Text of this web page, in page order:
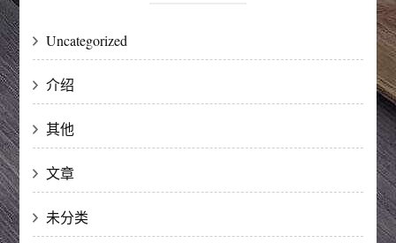
Uncategorized
介绍
其他
文章
未分类